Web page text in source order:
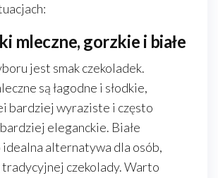
mleczne, gorzkie i białe
jest smak czekoladek.
są łagodne i słodkie,
bardziej wyraziste i często
eleganckie. Białe
idealna alternatywa dla osób,
czekolady. Warto